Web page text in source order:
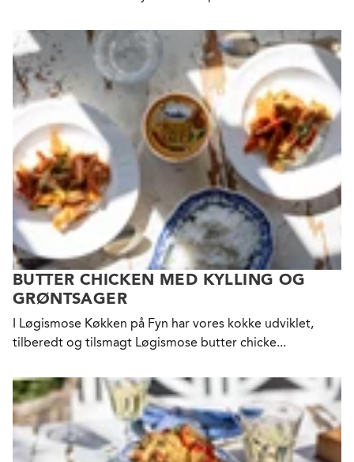
BUTTER CHICKEN MED KYLLING OG
GRØNTSAGER
I Løgismose Køkken på Fyn har vores kokke udviklet,
tilberedt og tilsmagt Løgismose butter chicke...